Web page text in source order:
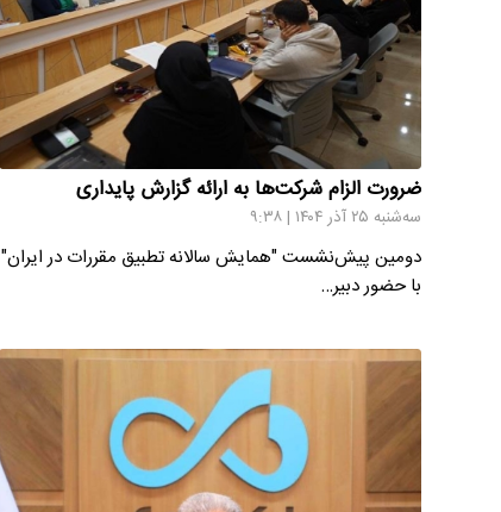
ضرورت الزام شرکت‌ها به ارائه گزارش پایداری
سه‌شنبه ۲۵ آذر ۱۴۰۴ | ۹:۳۸
دومین پیش‌نشست "همایش سالانه تطبیق مقررات در ایران"
با حضور دبیر…